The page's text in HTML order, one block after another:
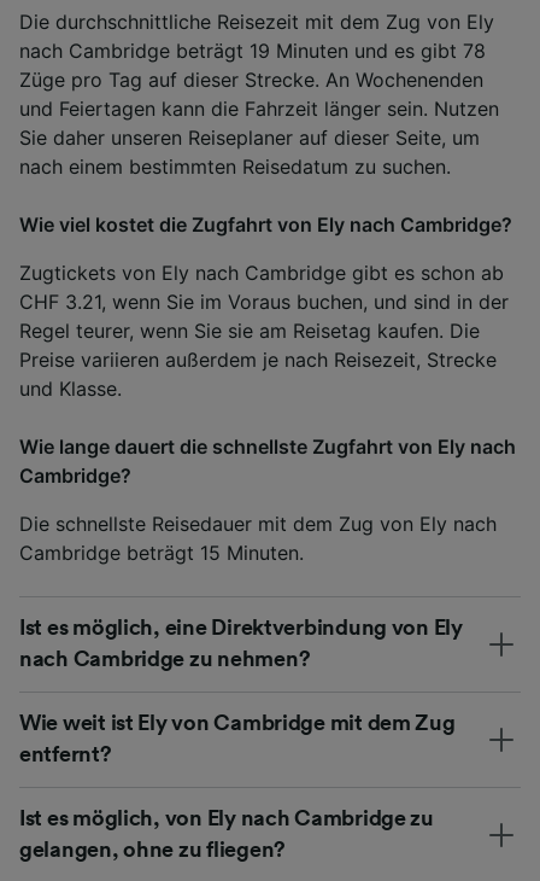
Die durchschnittliche Reisezeit mit dem Zug von Ely
nach Cambridge beträgt 19 Minuten und es gibt 78
Züge pro Tag auf dieser Strecke. An Wochenenden
und Feiertagen kann die Fahrzeit länger sein. Nutzen
Sie daher unseren Reiseplaner auf dieser Seite, um
nach einem bestimmten Reisedatum zu suchen.
Wie viel kostet die Zugfahrt von Ely nach Cambridge?
Zugtickets von Ely nach Cambridge gibt es schon ab
CHF 3.21, wenn Sie im Voraus buchen, und sind in der
Regel teurer, wenn Sie sie am Reisetag kaufen. Die
Preise variieren außerdem je nach Reisezeit, Strecke
und Klasse.
Wie lange dauert die schnellste Zugfahrt von Ely nach
Cambridge?
Die schnellste Reisedauer mit dem Zug von Ely nach
Cambridge beträgt 15 Minuten.
Ist es möglich, eine Direktverbindung von Ely
nach Cambridge zu nehmen?
Wie weit ist Ely von Cambridge mit dem Zug
entfernt?
Ist es möglich, von Ely nach Cambridge zu
gelangen, ohne zu fliegen?